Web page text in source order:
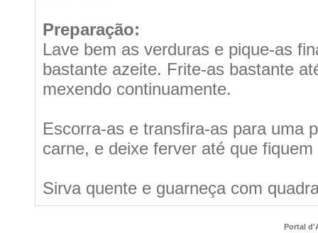
Preparação:
Lave bem as verduras e pique-as
bastante azeite. Frite-as bastante
mexendo continuamente.
Escorra-as e transfira-as para uma
carne, e deixe ferver até que
Sirva quente e guarneça com
Portal